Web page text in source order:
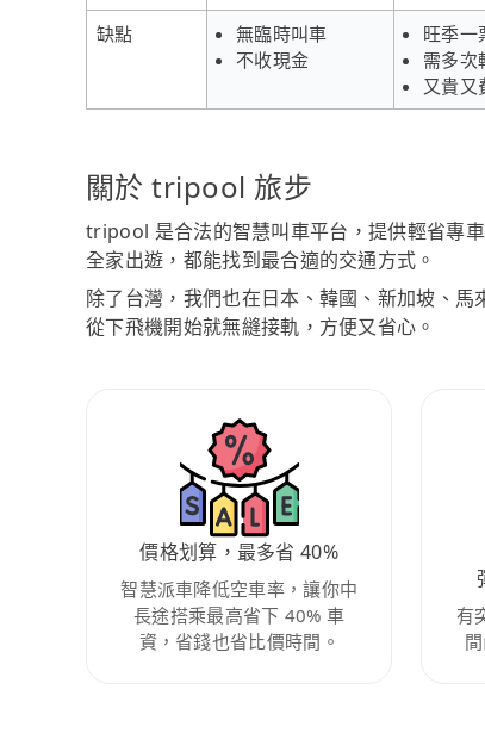
缺點
無臨時叫車
不收現金
旺季一
需多次
又貴又
關於 tripool 旅步
tripool 是合法的智慧叫車平台，提供輕省專
全家出遊，都能找到最合適的交通方式。
除了台灣，我們也在日本、韓國、新加坡、
從下飛機開始就無縫接軌，方便又省心。
價格划算，最多省 40%
智慧派車降低空車率，讓你中
長途搭乘最高省下 40% 車
資，省錢也省比價時間。
有